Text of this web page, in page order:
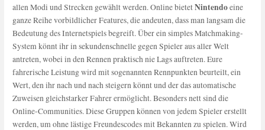
allen Modi und Strecken gewählt werden. Online bietetNintendoeine
ganze Reihe vorbildlicher Features, die andeuten, dass man langsam die
Bedeutung des Internetspiels begreift. Über ein simples Matchmaking-
System könnt ihr in sekundenschnelle gegen Spieler aus aller Welt
antreten, wobei in den Rennen praktisch nie Lags auftreten. Eure
fahrerische Leistung wird mit sogenannten Rennpunkten beurteilt, ein
Wert, den ihr nach und nach steigern könnt und der das automatische
Zuweisen gleichstarker Fahrer ermöglicht. Besonders nett sind die
Online-Communities. Diese Gruppen können von jedem Spieler erstellt
werden, um ohne lästige Freundescodes mit Bekannten zu spielen. Wird